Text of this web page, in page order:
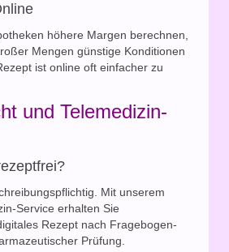
höhere Margen berechnen,
Mengen günstige Konditionen
ist online oft einfacher zu
und Telemedizin-
Mit unserem
Service erhalten Sie
Rezept nach Fragebogen-
Prüfung.